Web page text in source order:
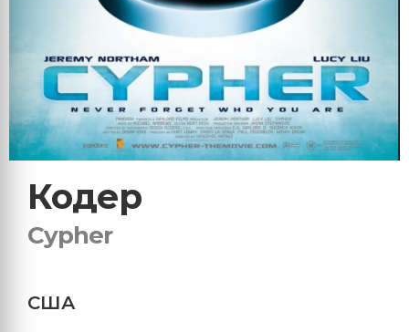
Кодер
Cypher
США